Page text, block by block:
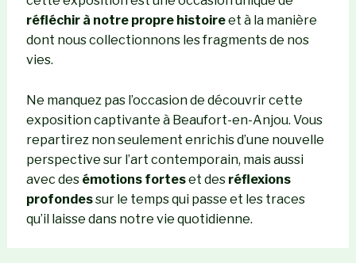
réfléchir à notre propre histoireet à la manière
dont nous collectionnons les fragments de nos
vies.
Ne manquez pas l’occasion de découvrir cette
exposition captivante à Beaufort-en-Anjou. Vous
repartirez non seulement enrichis d’une nouvelle
perspective sur l’art contemporain, mais aussi
avec des émotions forteset des réflexions
profondessur le temps qui passe et les traces
qu’il laisse dans notre vie quotidienne.